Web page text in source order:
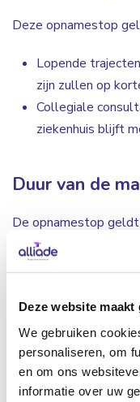
Deze website
We gebruiken
personaliseren, om
en om ons
informatie over uw
Deze opnamestop
Lopende
zijn zullen op
Collegiale
ziekenhuis blijft
Duur van de
De opnamestop
op dit moment hoe
goed kunnen
melden we dat op
Wat betekent
verwijzers?